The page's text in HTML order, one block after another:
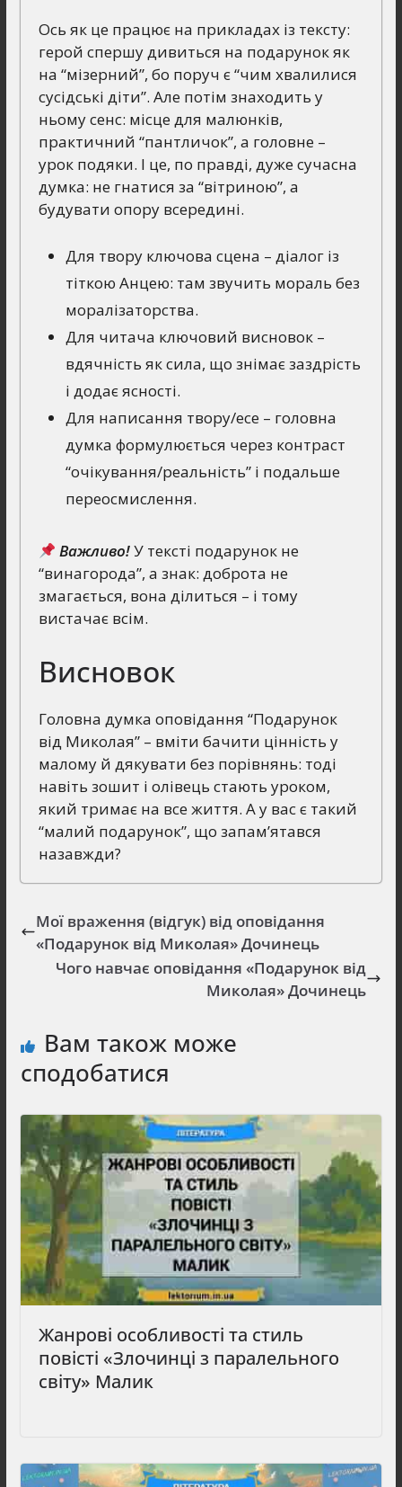
Ось як це працює на прикладах із тексту:
герой спершу дивиться на подарунок як
на “мізерний”, бо поруч є “чим хвалилися
сусідські діти”. Але потім знаходить у
ньому сенс: місце для малюнків,
практичний “пантличок”, а головне –
урок подяки. І це, по правді, дуже сучасна
думка: не гнатися за “вітриною”, а
будувати опору всередині.
Для твору ключова сцена – діалог із
тіткою Анцею: там звучить мораль без
моралізаторства.
Для читача ключовий висновок –
вдячність як сила, що знімає заздрість
і додає ясності.
Для написання твору/есе – головна
думка формулюється через контраст
“очікування/реальність” і подальше
переосмислення.
Важливо!У тексті подарунок не
“винагорода”, а знак: доброта не
змагається, вона ділиться – і тому
вистачає всім.
Висновок
Головна думка оповідання “Подарунок
від Миколая” – вміти бачити цінність у
малому й дякувати без порівнянь: тоді
навіть зошит і олівець стають уроком,
який тримає на все життя. А у вас є такий
“малий подарунок”, що запам’ятався
назавжди?
Мої враження (відгук) від оповідання
«Подарунок від Миколая» Дочинець
Чого навчає оповідання «Подарунок від
Миколая» Дочинець
Вам також може
сподобатися
Жанрові особливості та стиль
повісті «Злочинці з паралельного
світу» Малик